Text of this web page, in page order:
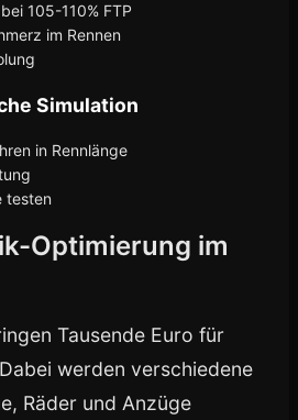
105-110% FTP
im Rennen
Simulation
in Rennlänge
testen
Optimierung im
Tausende Euro für
werden verschiedene
Räder und Anzüge